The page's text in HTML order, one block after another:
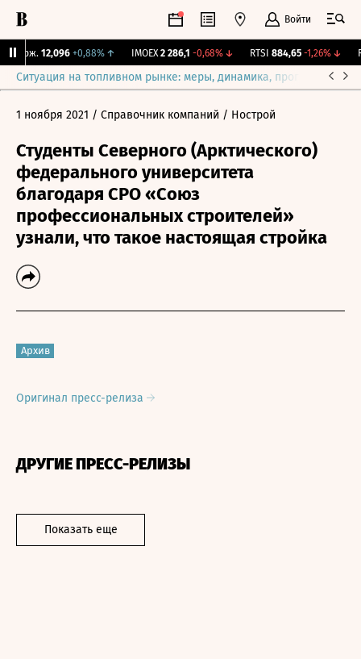
Войти
Бирж. 12,096 +0,88%↑ IMOEX 2 286,1 -0,68%↓ RTSI 884,65 -1,26%↓
Ситуация на топливном рынке: меры, динамика, прогнозы
1 ноября 2021 / Справочник компаний / Нострой
Студенты Северного (Арктического)
федерального университета
благодаря СРО «Союз
профессиональных строителей»
узнали, что такое настоящая стройка
Архив
Оригинал пресс-релиза
ДРУГИЕ ПРЕСС-РЕЛИЗЫ
Показать еще